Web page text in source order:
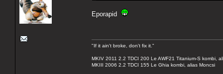
Eporapid
"If it ain't broke, don't fix it."
MKIV 2011 2.2 TDCI 200 Le AWF21 Titanium-S kombi,
MKIII 2006 2.2 TDCI 155 Le Ghia kombi, alias Moncsi